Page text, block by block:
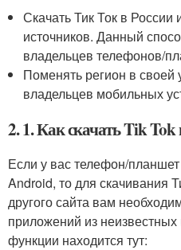
Скачать Тик Ток в
источников. Данный
владельцев телефонов/
Поменять регион в своей
владельцев мобильных
2. 1. Как скачать Tik
Если у вас телефон/
Android, то для скачивания
другого сайта вам
приложений из
функции находится тут: